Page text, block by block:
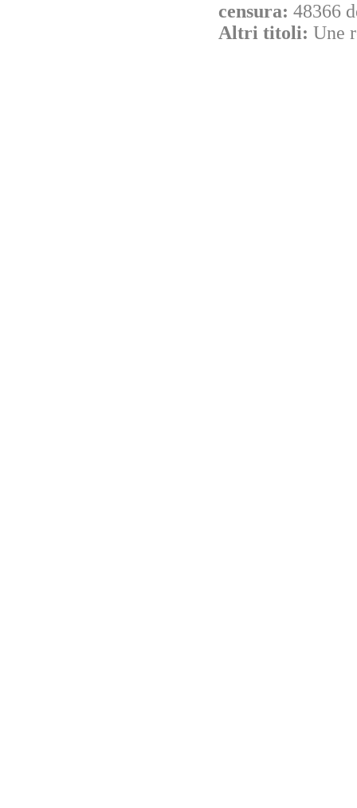
censura: 48366
Altri titoli: Une